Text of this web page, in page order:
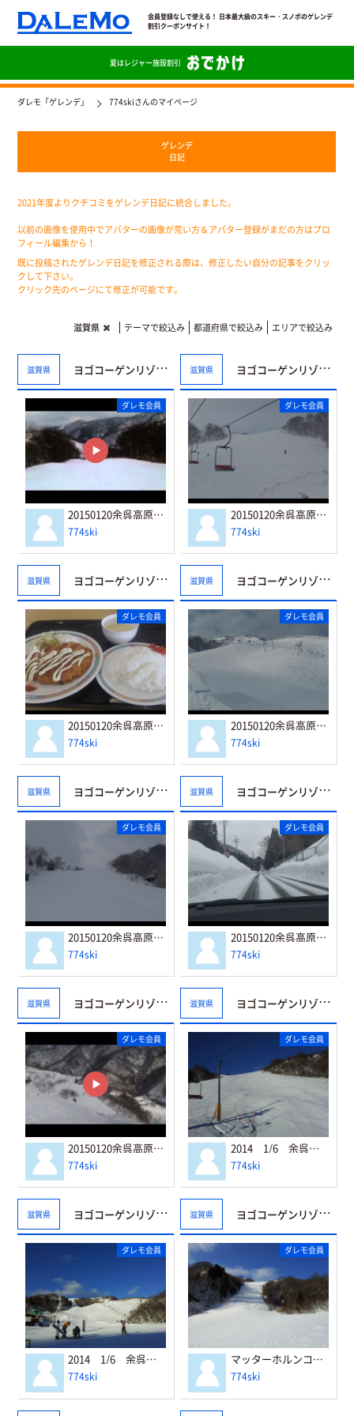
会員登録なしで使える！ 日本最大級のスキー・スノボのゲレンデ
割引クーポンサイト！
夏はレジャー施設割引
ダレモ「ゲレンデ」 774skiさんのマイページ
ゲレンデ
日記
2021年度よりクチコミをゲレンデ日記に統合しました。
以前の画像を使用中でアバターの画像が荒い方＆アバター登録がまだの方はプロ
フィール編集から！
既に投稿されたゲレンデ日記を修正される際は、修正したい自分の記事をクリッ
クして下さい。
クリック先のページにて修正が可能です。
滋賀県 テーマで絞込み 都道府県で絞込み エリアで絞込み
滋賀県 ヨゴコーゲンリゾート☆ヤップ
ダレモ会員
20150120余呉高原リゾート・ヤップ ブレバンコース
774ski
滋賀県 ヨゴコーゲンリゾート☆ヤップ
ダレモ会員
20150120余呉高原リゾート・ヤップ バレブランシュコース
774ski
滋賀県 ヨゴコーゲンリゾート☆ヤップ
ダレモ会員
20150120余呉高原リゾート・ヤップ チキン南蛮セット
774ski
滋賀県 ヨゴコーゲンリゾート☆ヤップ
ダレモ会員
20150120余呉高原リゾート・ヤップ モンテローザコースとモンブランコース
774ski
滋賀県 ヨゴコーゲンリゾート☆ヤップ
ダレモ会員
20150120余呉高原リゾート・ヤップ マッターホルンコース
774ski
滋賀県 ヨゴコーゲンリゾート☆ヤップ
ダレモ会員
20150120余呉高原リゾート・ヤップ 椿坂トンネル直後
774ski
滋賀県 ヨゴコーゲンリゾート☆ヤップ
ダレモ会員
20150120余呉高原リゾート・ヤップ モンテローザコース
774ski
滋賀県 ヨゴコーゲンリゾート☆ヤップ
ダレモ会員
2014 1/6 余呉高原 バレブランシュコース
774ski
滋賀県 ヨゴコーゲンリゾート☆ヤップ
ダレモ会員
2014 1/6 余呉高原ヤップ
774ski
滋賀県 ヨゴコーゲンリゾート☆ヤップ
ダレモ会員
マッターホルンコース
774ski